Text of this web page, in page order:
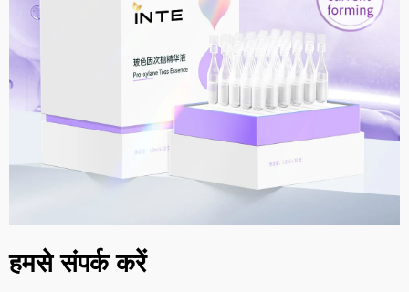
हमसे संपर्क करें